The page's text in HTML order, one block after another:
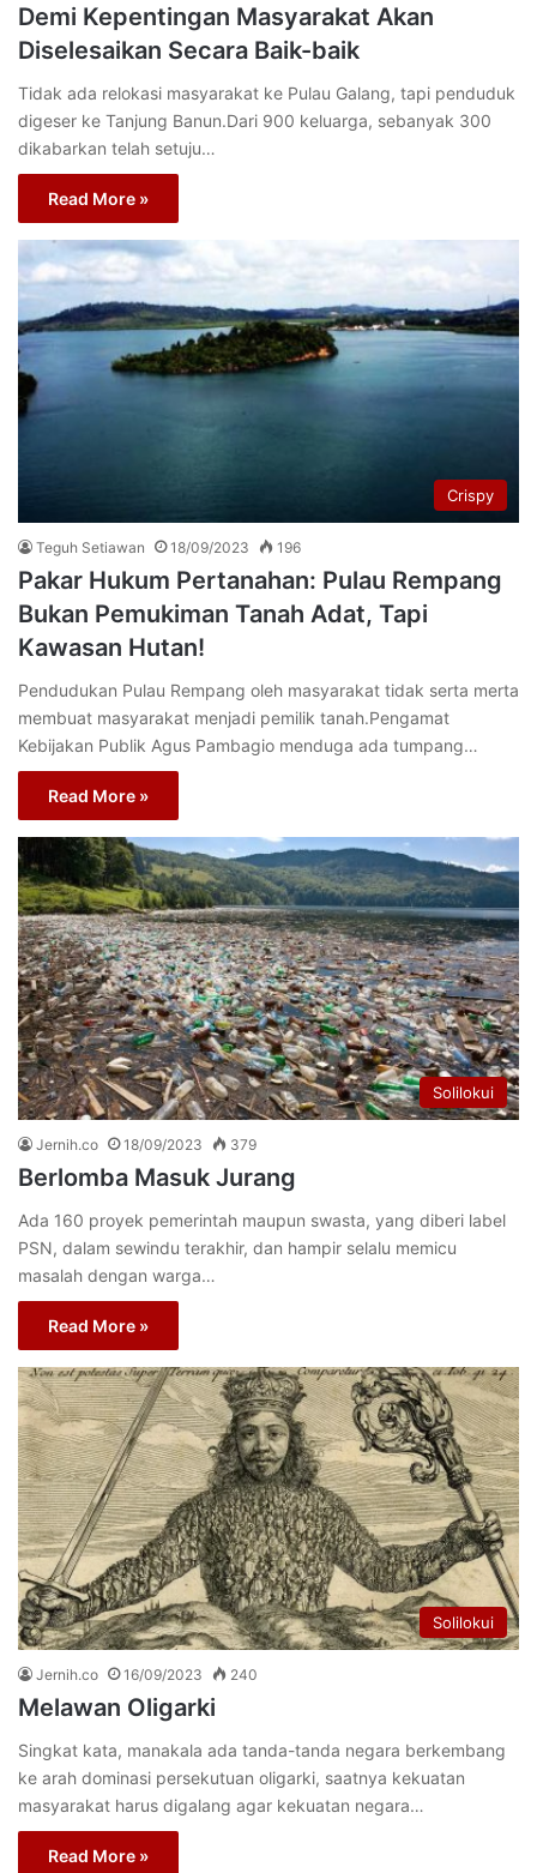
Demi Kepentingan Masyarakat Akan
Diselesaikan Secara Baik-baik
Tidak ada relokasi masyarakat ke Pulau Galang, tapi penduduk
digeser ke Tanjung Banun.Dari 900 keluarga, sebanyak 300
dikabarkan telah setuju…
Read More »
Crispy
Teguh Setiawan 18/09/2023 196
Pakar Hukum Pertanahan: Pulau Rempang
Bukan Pemukiman Tanah Adat, Tapi
Kawasan Hutan!
Pendudukan Pulau Rempang oleh masyarakat tidak serta merta
membuat masyarakat menjadi pemilik tanah.Pengamat
Kebijakan Publik Agus Pambagio menduga ada tumpang…
Read More »
Solilokui
Jernih.co 18/09/2023 379
Berlomba Masuk Jurang
Ada 160 proyek pemerintah maupun swasta, yang diberi label
PSN, dalam sewindu terakhir, dan hampir selalu memicu
masalah dengan warga…
Read More »
Solilokui
Jernih.co 16/09/2023 240
Melawan Oligarki
Singkat kata, manakala ada tanda-tanda negara berkembang
ke arah dominasi persekutuan oligarki, saatnya kekuatan
masyarakat harus digalang agar kekuatan negara…
Read More »